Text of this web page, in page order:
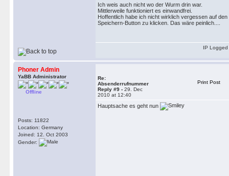
Ich weis auch nicht wo der Wurm drin war.
Mittlerweile funktioniert es einwandfrei.
Hoffentlich habe ich nicht wirklich vergessen auf den
Speichern-Button zu klicken. Das wäre peinlich....
IP Logged
Phoner Admin
YaBB Administrator
Offline
Posts: 11822
Location: Germany
Joined: 12. Oct 2003
Gender:
Re:
Absenderrufnummer
Reply #9 - 29. Dec
2010 at 12:40
Print Post
Hauptsache es geht nun